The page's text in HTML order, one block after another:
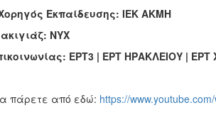
Εκπαίδευσης: ΙΕΚ ΑΚΜΗ
NYX
ΕΡΤ3 | ΕΡΤ ΗΡΑΚΛΕΙΟΥ | ΕΡΤ
πάρετε από εδώ: https://